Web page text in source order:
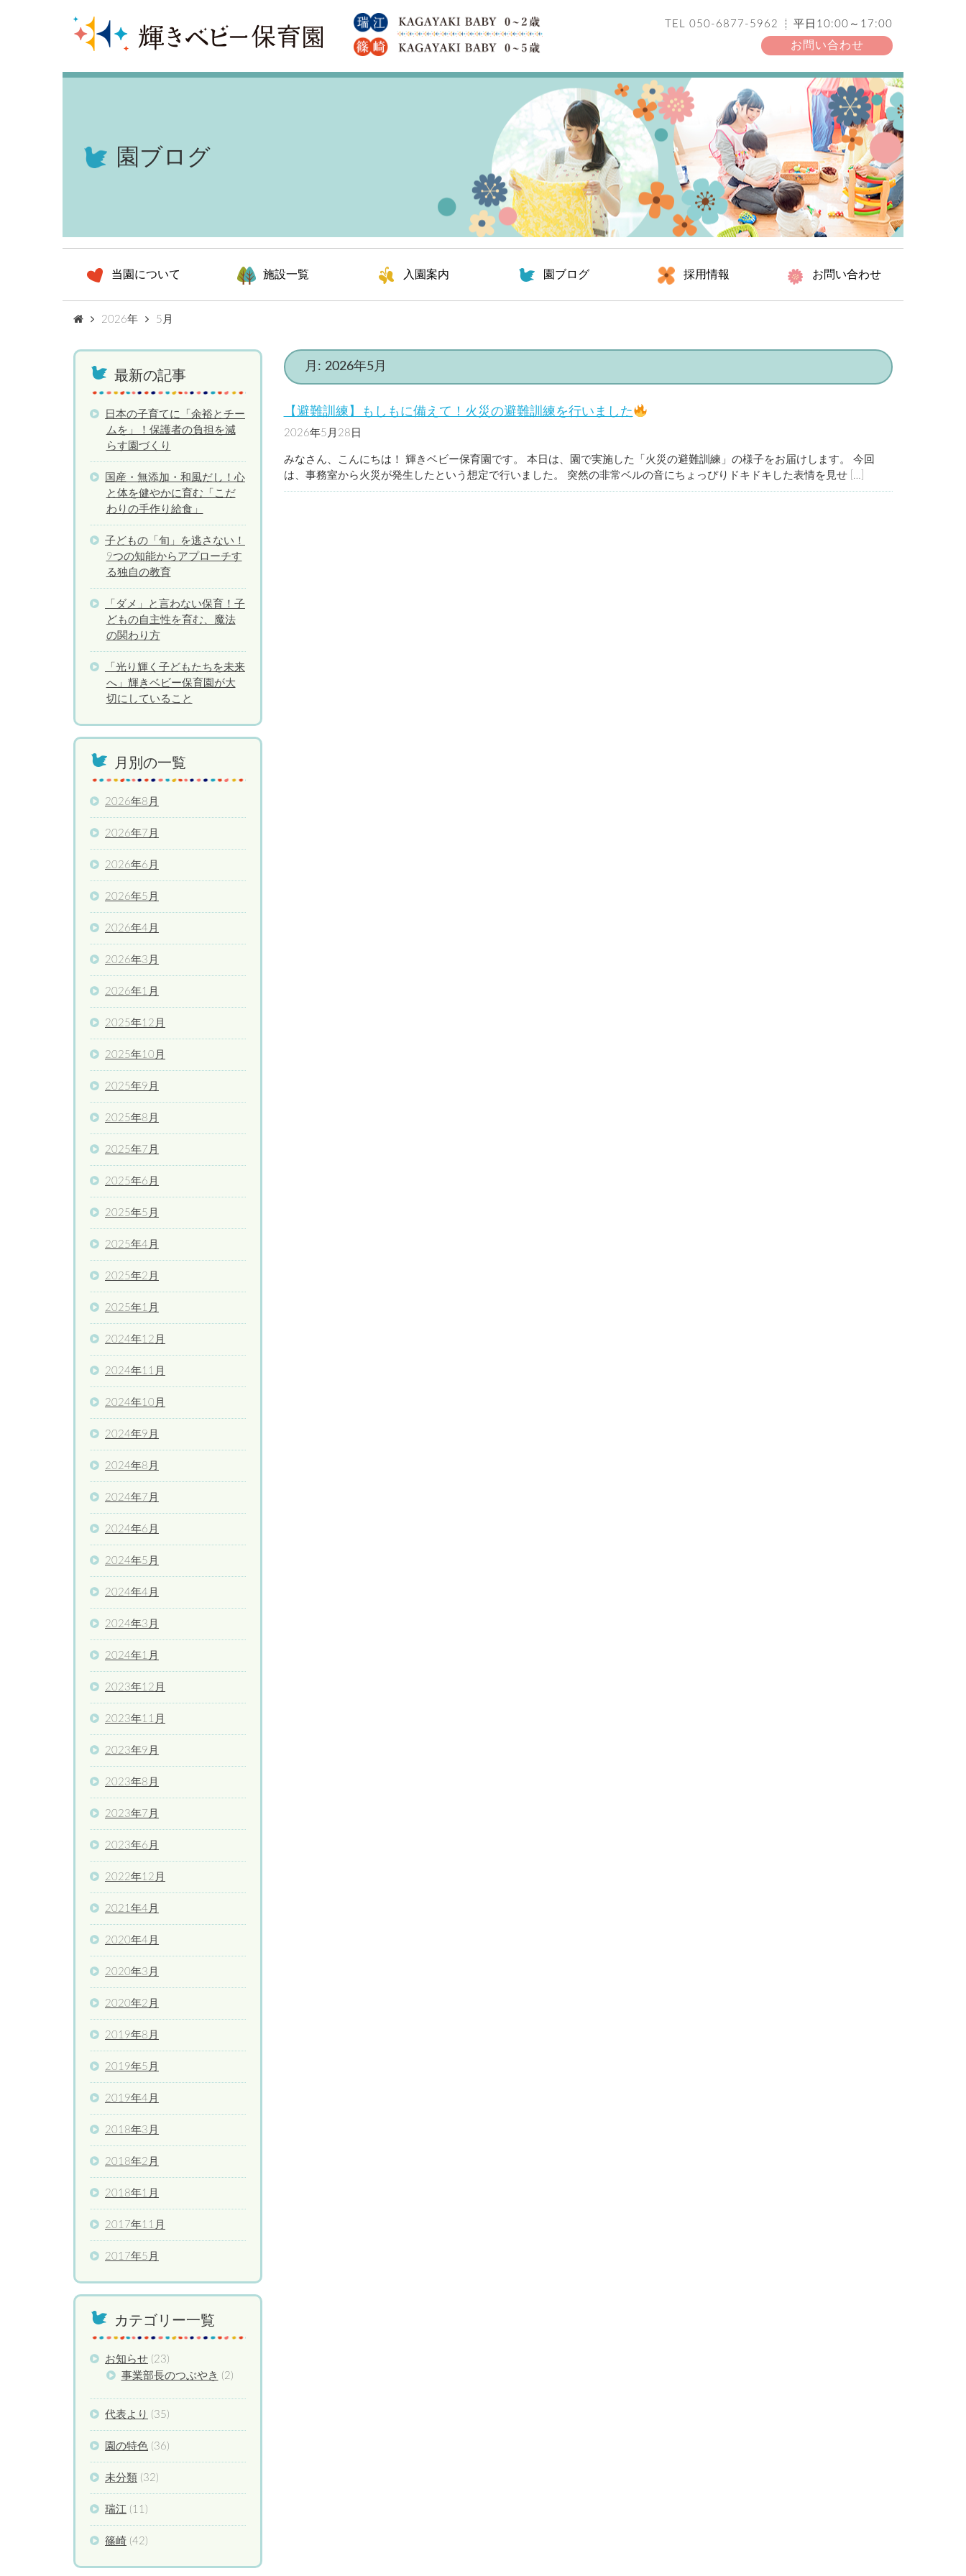
TEL 050-6877-5962 平日10:00～17:00
お問い合わせ
園ブログ
当園について
保育園理念
代表挨拶
保育理念
保育方針
保育園での生活
施設一覧 入園案内 園ブログ 採用情報 お問い合わせ
2026年 5月
月: 2026年5月
【避難訓練】もしもに備えて！火災の避難訓練を行いました
2026年5月28日
みなさん、こんにちは！ 輝きベビー保育園です。 本日は、園で実施した「火災の避難訓練」の様子をお届けします。 今回
は、事務室から火災が発生したという想定で行いました。 突然の非常ベルの音にちょっぴりドキドキした表情を見せ […]
最新の記事
日本の子育てに「余裕とチー
ムを」！保護者の負担を減
らす園づくり
国産・無添加・和風だし！心
と体を健やかに育む「こだ
わりの手作り給食」
子どもの「旬」を逃さない！
9つの知能からアプローチす
る独自の教育
「ダメ」と言わない保育！子
どもの自主性を育む、魔法
の関わり方
「光り輝く子どもたちを未来
へ」輝きベビー保育園が大
切にしていること
月別の一覧
2026年8月
2026年7月
2026年6月
2026年5月
2026年4月
2026年3月
2026年1月
2025年12月
2025年10月
2025年9月
2025年8月
2025年7月
2025年6月
2025年5月
2025年4月
2025年2月
2025年1月
2024年12月
2024年11月
2024年10月
2024年9月
2024年8月
2024年7月
2024年6月
2024年5月
2024年4月
2024年3月
2024年1月
2023年12月
2023年11月
2023年9月
2023年8月
2023年7月
2023年6月
2022年12月
2021年4月
2020年4月
2020年3月
2020年2月
2019年8月
2019年5月
2019年4月
2018年3月
2018年2月
2018年1月
2017年11月
2017年5月
カテゴリー一覧
お知らせ (23)
事業部長のつぶやき (2)
代表より (35)
園の特色 (36)
未分類 (32)
瑞江 (11)
篠崎 (42)